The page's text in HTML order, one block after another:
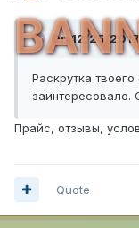
On 12/25/
Раскрутка
заинтересовало.
Прайс, отзывы,
Quote